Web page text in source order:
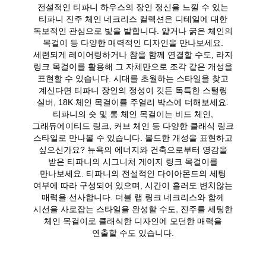
전설적인 티파니 하우스의 장인 정신을 느낄 수 있는
티파니 진주 체인 네크리스 컬렉션은 디테일에 대한
독보적인 관심으로 빛을 발합니다. 얇거나 굵은 체인의
목걸이 등 다양한 매력적인 디자인을 만나보세요.
세련되게 레이어링하거나 참을 함께 연결할 수도, 라지
링크 목걸이를 활용해 그 자체만으로 조각 같은 개성을
표현할 수 있습니다. 시대를 초월하는 스타일을 찾고
계신다면 티파니 장인의 정성이 깃든 독특한 스털링
실버, 18K 체인 목걸이를 주얼리 박스에 더해보세요.
티파니의 숏 및 롱 체인 목걸이는 비드 체인,
그래듀에이티드 링크, 커브 체인 등 다양한 클래식 링크
스타일로 만나볼 수 있습니다. 볼드한 개성을 표현하고
싶으신가요? 뉴욕의 에너지와 건축으로부터 영감을
받은 티파니의 시그니처 게이지 링크 목걸이를
만나보세요. 티파니의 전설적인 다이아몬드의 세팅
여부에 따라 구성되어 있으며, 시간이 흘러도 변치않는
매력을 선사합니다. 더블 랩 링크 네크리스와 함께
시선을 사로잡는 스타일을 완성할 수도, 진주를 세팅한
체인 목걸이로 클래식한 디자인에 모던한 매력을
연출할 수도 있습니다.